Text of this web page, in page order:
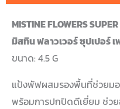
MISTINE FLOWERS
มิสทิน ฟลาวเวอร์ ซุปเปอร์ เ
ขนาด: 4.5 G
แป้งพัฟผสมรองพื้นที่ช่วยมอ
พร้อมการปกปิดดีเยี่ยม ช่วย